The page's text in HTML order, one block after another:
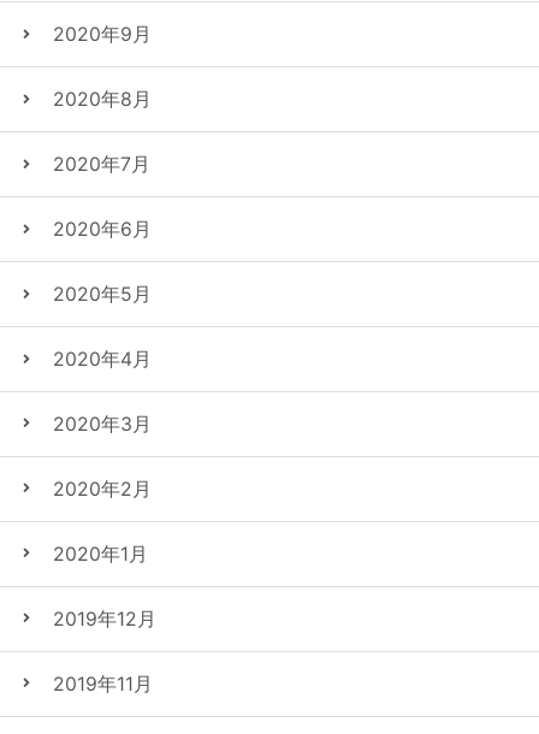
2020年9月
2020年8月
2020年7月
2020年6月
2020年5月
2020年4月
2020年3月
2020年2月
2020年1月
2019年12月
2019年11月